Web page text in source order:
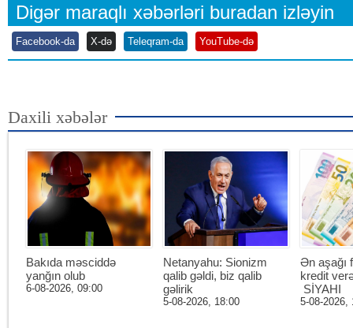
Digər maraqlı xəbərləri buradan izləyin
Facebook-da X-də Teleqram-da YouTube-də
Daxili xəbələr
Bakıda məsciddə
yanğın olub
6-08-2026, 09:00
Netanyahu: Sionizm
qalib gəldi, biz qalib
gəlirik
5-08-2026, 18:00
Ən aşağı
kredit
SİYAHI
5-08-2026,